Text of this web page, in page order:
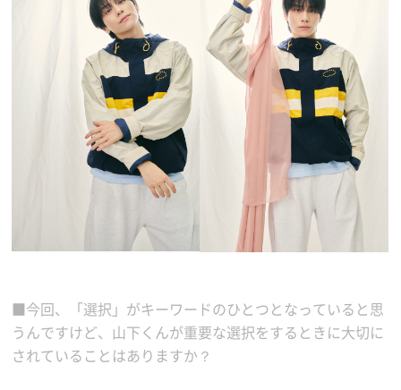
■今回、「選択」がキーワードのひとつとなっていると思
うんですけど、山下くんが重要な選択をするときに大切に
されていることはありますか？